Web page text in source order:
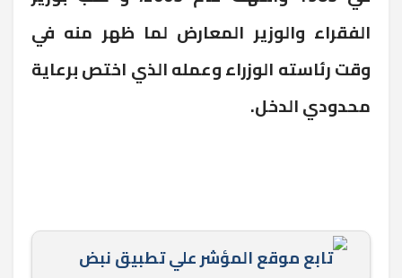
الفقراء والوزير المعارض لما ظهر منه في
وقت رئاسته الوزراء وعمله الذي اختص برعاية
محدودي الدخل.
تابع موقع المؤشر علي تطبيق نبض